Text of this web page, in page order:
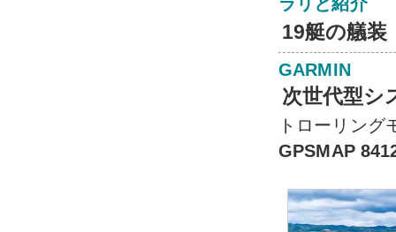
19艇の艤装
GARMIN
次世代型シ
トローリング
GPSMAP